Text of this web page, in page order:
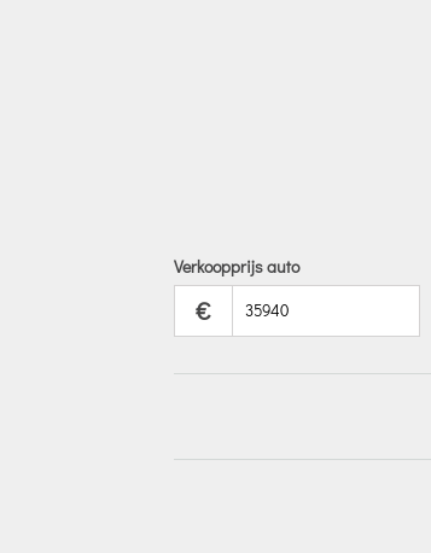
Verkoopprijs auto
€